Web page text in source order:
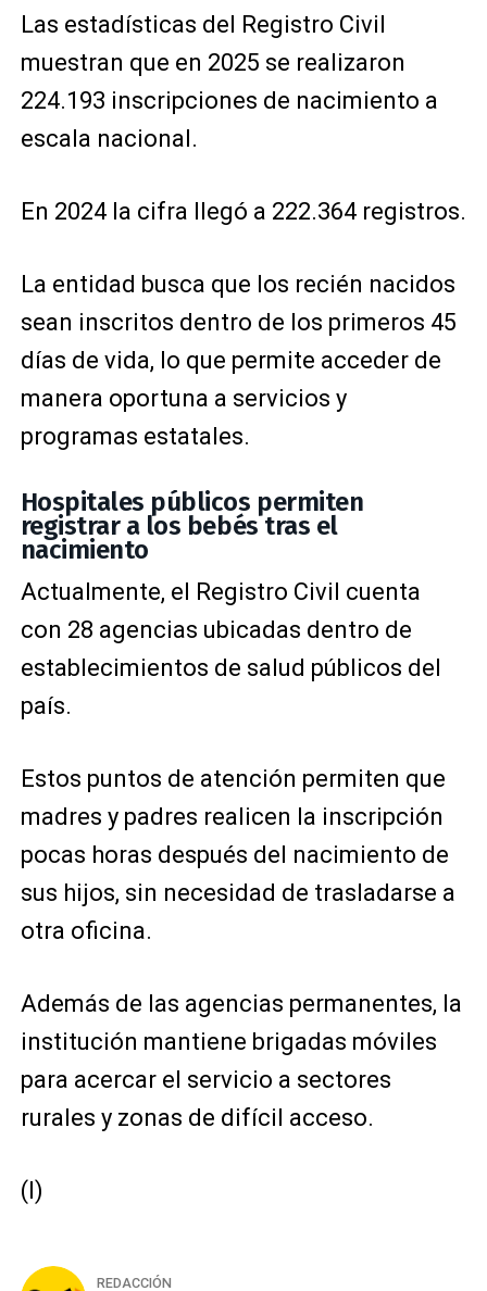
Las estadísticas del Registro Civil
muestran que en 2025 se realizaron
224.193 inscripciones de nacimiento a
escala nacional.
En 2024 la cifra llegó a 222.364 registros.
La entidad busca que los recién nacidos
sean inscritos dentro de los primeros 45
días de vida, lo que permite acceder de
manera oportuna a servicios y
programas estatales.
Hospitales públicos permiten
registrar a los bebés tras el
nacimiento
Actualmente, el Registro Civil cuenta
con 28 agencias ubicadas dentro de
establecimientos de salud públicos del
país.
Estos puntos de atención permiten que
madres y padres realicen la inscripción
pocas horas después del nacimiento de
sus hijos, sin necesidad de trasladarse a
otra oficina.
Además de las agencias permanentes, la
institución mantiene brigadas móviles
para acercar el servicio a sectores
rurales y zonas de difícil acceso.
(I)
REDACCIÓN